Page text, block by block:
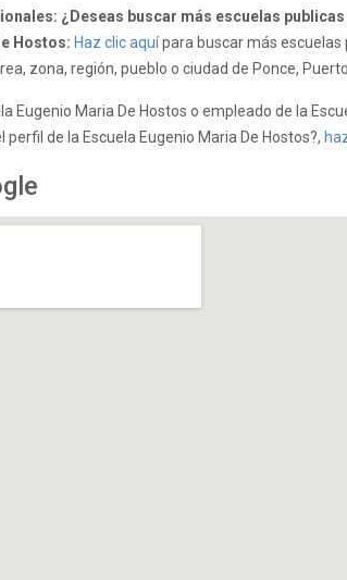
¿Deseas buscar más escuelas
Hostos: Haz clic aquípara buscar más escuelas
zona, región, pueblo o ciudad de Ponce, Puerto
Eugenio Maria De Hostos o empleado de la
perfil de la Escuela Eugenio Maria De Hostos?,